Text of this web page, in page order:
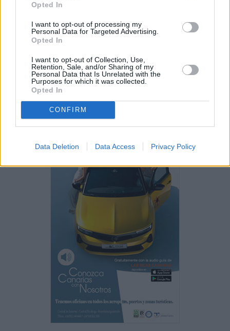
Opted In
I want to opt-out of processing my
Personal Data for Targeted Advertising.
Opted In
I want to opt-out of Collection, Use,
Retention, Sale, and/or Sharing of my
Personal Data that Is Unrelated with the
Purposes for which it was collected.
Opted In
CONFIRM
Data Deletion Data Access Privacy Policy
PUBLICIDAD